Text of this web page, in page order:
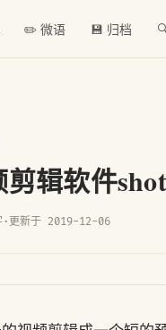
✏️ 微语 💾 归档
辑软件
· 更新于 2019-12-06